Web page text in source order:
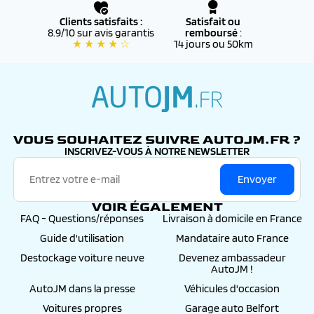
Clients satisfaits :
8.9/10 sur avis garantis
★ ★ ★ ★ ☆
Satisfait ou
remboursé:
14 jours ou 50km
VOUS SOUHAITEZ SUIVRE AUTOJM.FR ?
INSCRIVEZ-VOUS À NOTRE NEWSLETTER
Envoyer
VOIR ÉGALEMENT
FAQ - Questions/réponses
Livraison à domicile en France
Guide d'utilisation
Mandataire auto France
Destockage voiture neuve
Devenez ambassadeur
AutoJM !
AutoJM dans la presse
Véhicules d'occasion
Voitures propres
Garage auto Belfort